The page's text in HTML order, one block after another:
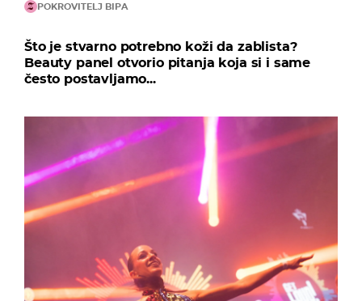
POKROVITELJ BIPA
Što je stvarno potrebno koži da zablista?
Beauty panel otvorio pitanja koja si i same
često postavljamo...